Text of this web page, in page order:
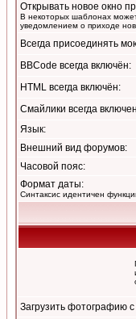
Открывать новое окно
В некоторых шаблонах
уведомлением о приходе
Всегда присоединять
BBCode всегда включён:
HTML всегда включён:
Смайлики всегда
Язык:
Внешний вид форумов:
Часовой пояс:
Формат даты:
Синтаксис идентичен
Загрузить фотографию